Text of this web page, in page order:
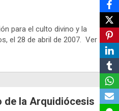
para el culto divino y la
el 28 de abril de 2007. Ver
de la Arquidiócesis